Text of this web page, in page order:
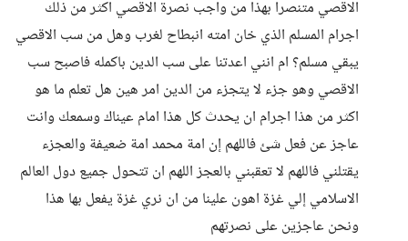
الاقصي متنصرا بهذا من واجب نصرة الاقصي اكثر من ذلك
اجرام المسلم الذي خان امته انبطاح لغرب وهل من سب الاقصي
يبقي مسلم؟ ام انني اعدتنا على سب الدين باكمله فاصبح سب
الاقصي وهو جزء لا يتجزء من الدين امر هين هل تعلم ما هو
اكثر من هذا اجرام ان يحدث كل هذا امام عيناك وسمعك وانت
عاجز عن فعل شئ فاللهم إن امة محمد امة ضعيفة والعجزء
يقتلني فاللهم لا تعقبني بالعجز اللهم ان تتحول جميع دول العالم
الاسلامي إلي غزة اهون علينا من ان نري غزة يفعل بها هذا
ونحن عاجزين على نصرتهم